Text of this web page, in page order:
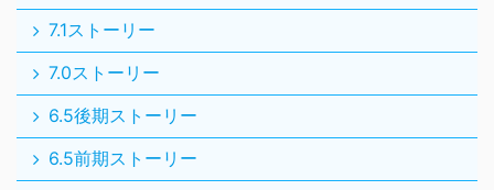
7.1ストーリー
7.0ストーリー
6.5後期ストーリー
6.5前期ストーリー